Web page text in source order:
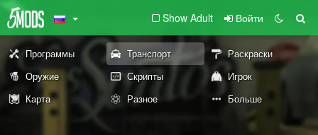
Show Adult Войти
Программы Транспорт
Раскраски
Оружие
Скрипты
Игрок
Карта
Разное Больше